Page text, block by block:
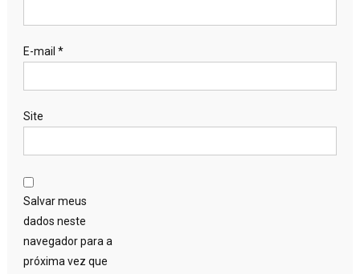
E-mail *
Site
Salvar meus
dados neste
navegador para a
próxima vez que